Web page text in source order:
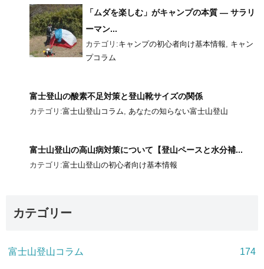
「ムダを楽しむ」がキャンプの本質 ― サラリ
ーマン...
カテゴリ:キャンプの初心者向け基本情報
キャン
プコラム
富士登山の酸素不足対策と登山靴サイズの関係
カテゴリ:富士山登山コラム あなたの知らない富士山登山
富士山登山の高山病対策について【登山ペースと水分補...
カテゴリ:富士山登山の初心者向け基本情報
カテゴリー
富士山登山コラム 174